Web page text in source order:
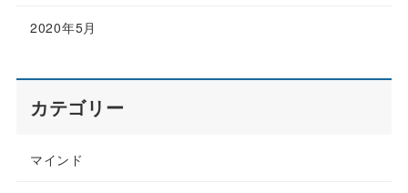
2020年5月
カテゴリー
マインド